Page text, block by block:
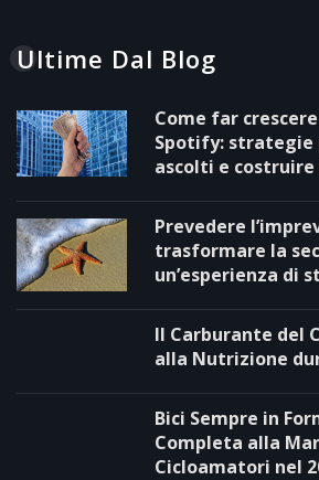
Ultime Dal Blog
Come far
Spotify: strategie
ascolti e costruire
Prevedere
trasformare la
un’esperienza di
Il Carburante del
alla Nutrizione
Bici Sempre in
Completa alla
Cicloamatori nel